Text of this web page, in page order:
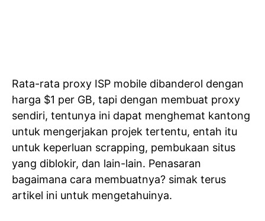
Rata-rata proxy ISP mobile dibanderol dengan
harga $1 per GB, tapi dengan membuat proxy
sendiri, tentunya ini dapat menghemat kantong
untuk mengerjakan projek tertentu, entah itu
untuk keperluan scrapping, pembukaan situs
yang diblokir, dan lain-lain. Penasaran
bagaimana cara membuatnya? simak terus
artikel ini untuk mengetahuinya.